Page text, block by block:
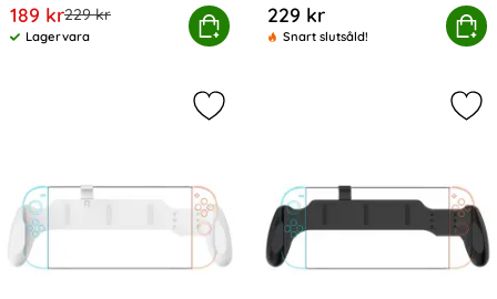
rea pris
189 krtidigare pris
229 kr
Tillgänglighet:
Lagervara
Köp
JYS 2 st Nintendo Switch 2 Joy-Con Grip Svart
229 kr
Snart slutsåld!
Köp
JYS 2 st Nintendo Switch 2
Markera jYS Nintendo Switch /